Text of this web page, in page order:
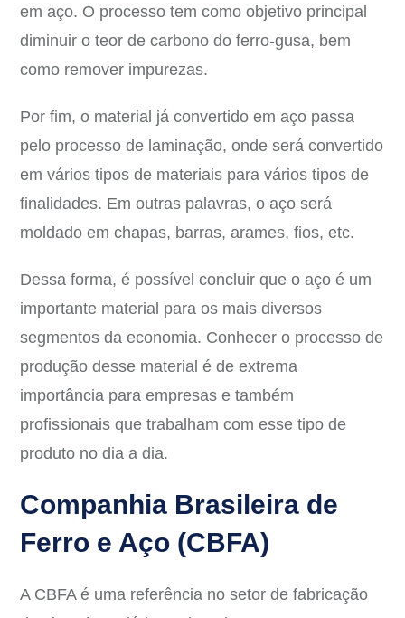
em aço. O processo tem como objetivo principal
diminuir o teor de carbono do ferro-gusa, bem
como remover impurezas.
Por fim, o material já convertido em aço passa
pelo processo de laminação, onde será convertido
em vários tipos de materiais para vários tipos de
finalidades. Em outras palavras, o aço será
moldado em chapas, barras, arames, fios, etc.
Dessa forma, é possível concluir que o aço é um
importante material para os mais diversos
segmentos da economia. Conhecer o processo de
produção desse material é de extrema
importância para empresas e também
profissionais que trabalham com esse tipo de
produto no dia a dia.
Companhia Brasileira de
Ferro e Aço (CBFA)
A CBFA é uma referência no setor de fabricação